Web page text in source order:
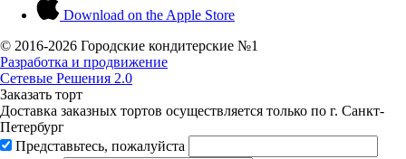
Download on the Apple Store
© 2016-2026 Городские кондитерские №1
Разработка и продвижение
Сетевые Решения 2.0
Заказать торт
Доставка заказных тортов осуществляется только по г. Санкт-
Петербург
Представьтесь, пожалуйста